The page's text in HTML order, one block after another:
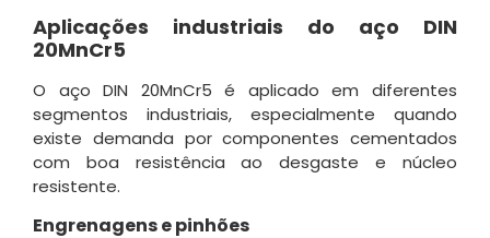
Aplicações industriais do aço DIN
20MnCr5
O aço DIN 20MnCr5 é aplicado em diferentes
segmentos industriais, especialmente quando
existe demanda por componentes cementados
com boa resistência ao desgaste e núcleo
resistente.
Engrenagens e pinhões